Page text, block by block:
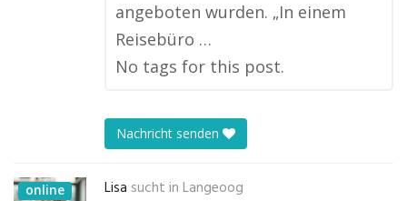
angeboten wurden. „In einem
Reisebüro …
No tags for this post.
Nachricht senden
online Lisa sucht in Langeoog